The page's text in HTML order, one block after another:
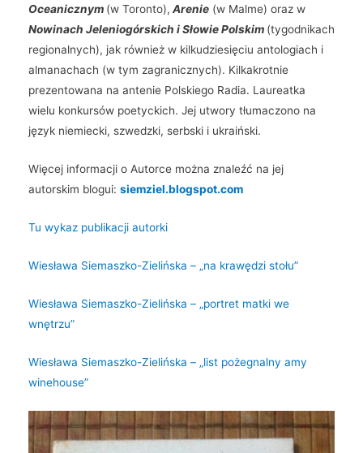
Oceanicznym (w Toronto), Arenie (w Malme) oraz w
Nowinach Jeleniogórskich i Słowie Polskim (tygodnikach
regionalnych), jak również w kilkudziesięciu antologiach i
almanachach (w tym zagranicznych). Kilkakrotnie
prezentowana na antenie Polskiego Radia. Laureatka
wielu konkursów poetyckich. Jej utwory tłumaczono na
język niemiecki, szwedzki, serbski i ukraiński.
Więcej informacji o Autorce można znaleźć na jej
autorskim blogui: siemziel.blogspot.com
Tu wykaz publikacji autorki
Wiesława Siemaszko-Zielińska – „na krawędzi stołu”
Wiesława Siemaszko-Zielińska – „portret matki we
wnętrzu”
Wiesława Siemaszko-Zielińska – „list pożegnalny amy
winehouse”